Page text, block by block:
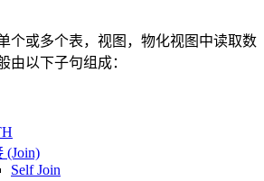
个或多个表，视图，物化视图中读取数
由以下子句组成：
(Join)
Self Join